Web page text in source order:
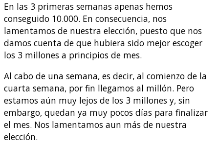
En las 3 primeras semanas apenas hemos
conseguido 10.000. En consecuencia, nos
lamentamos de nuestra elección, puesto que nos
damos cuenta de que hubiera sido mejor escoger
los 3 millones a principios de mes.
Al cabo de una semana, es decir, al comienzo de la
cuarta semana, por fin llegamos al millón. Pero
estamos aún muy lejos de los 3 millones y, sin
embargo, quedan ya muy pocos días para finalizar
el mes. Nos lamentamos aun más de nuestra
elección.